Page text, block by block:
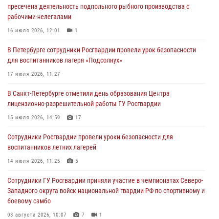
хулигана, стрелявшего из пускового устройства рядом с жилыми
домами
06 августа 2026, 11:36
Сотрудники и военнослужащие Росгвардии обеспечили
правопорядок при проведении матча "Зенит" - "Балтика"
06 августа 2026, 07:30
В Выборгском районе наряд Росгвардии обнаружил
разыскиваемый преступный автотранспорт
05 августа 2026, 12:25 2
Петербургские росгвардейцы обнаружили объявленный в розыск
автомобиль, ранее использовавшийся при совершении кражи в
Ленобласти
пресечена деятельность подпольного рыбного производства с
рабочими-нелегалами
16 июля 2026, 12:01 1
В Петербурге сотрудники Росгвардии провели урок безопасности
для воспитанников лагеря «Подсолнух»
17 июля 2026, 11:27
В Санкт-Петербурге отметили день образования Центра
лицензионно-разрешительной работы ГУ Росгвардии
15 июля 2026, 14:59 17
Сотрудники Росгвардии провели уроки безопасности для
воспитанников летних лагерей
14 июля 2026, 11:25 5
Сотрудники ГУ Росгвардии приняли участие в чемпионатах Северо-
Западного округа войск национальной гвардии РФ по спортивному и
боевому самбо
03 августа 2026, 10:07 7 1